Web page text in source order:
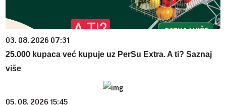
03. 08. 2026 07:31
25.000 kupaca već kupuje uz PerSu Extra. A ti? Saznaj
više
05. 08. 2026 15:45